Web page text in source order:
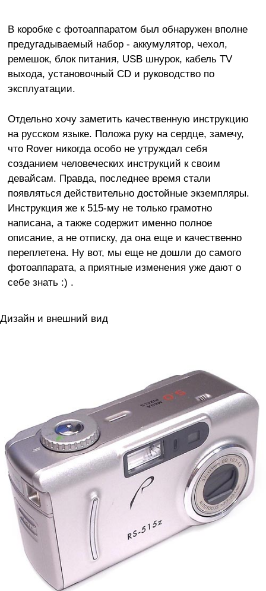
В коробке с фотоаппаратом был обнаружен вполне
предугадываемый набор - аккумулятор, чехол,
ремешок, блок питания, USB шнурок, кабель TV
выхода, установочный CD и руководство по
эксплуатации.
Отдельно хочу заметить качественную инструкцию
на русском языке. Положа руку на сердце, замечу,
что Rover никогда особо не утруждал себя
созданием человеческих инструкций к своим
девайсам. Правда, последнее время стали
появляться действительно достойные экземпляры.
Инструкция же к 515-му не только грамотно
написана, а также содержит именно полное
описание, а не отписку, да она еще и качественно
переплетена. Ну вот, мы еще не дошли до самого
фотоаппарата, а приятные изменения уже дают о
себе знать :) .
Дизайн и внешний вид